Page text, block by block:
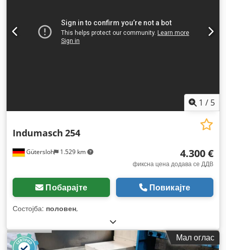
1 / 5
Gütersloh 1.529 km
Indumasch 254
4.300 €
фиксна цена додава се ДДВ
Побарајте Повикајте
Состојба: половен,
Мал оглас